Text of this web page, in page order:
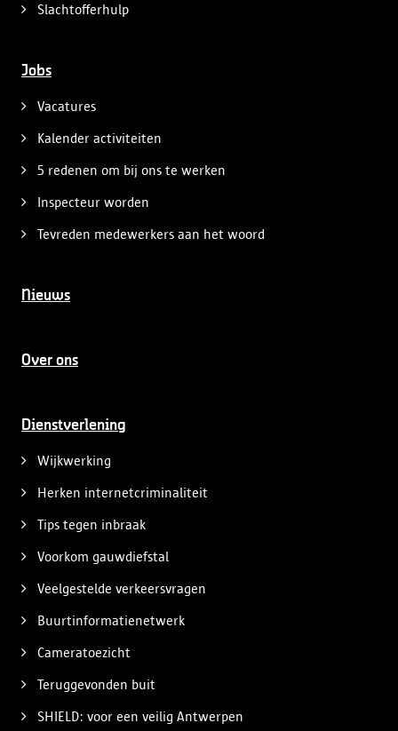
Slachtofferhulp
Jobs
Vacatures
Kalender activiteiten
5 redenen om bij ons te werken
Inspecteur worden
Tevreden medewerkers aan het woord
Nieuws
Over ons
Dienstverlening
Wijkwerking
Herken internetcriminaliteit
Tips tegen inbraak
Voorkom gauwdiefstal
Veelgestelde verkeersvragen
Buurtinformatienetwerk
Cameratoezicht
Teruggevonden buit
SHIELD: voor een veilig Antwerpen